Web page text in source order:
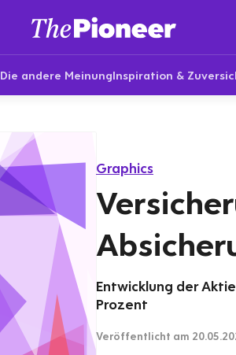
Die andere MeinungInspiration &
Graphics
Entwicklung der
Prozent
Veröffentlicht am